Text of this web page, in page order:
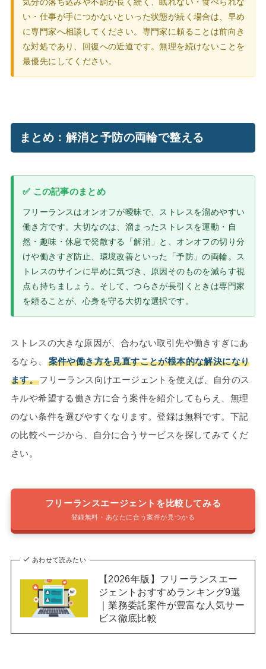
い・仕事が手につかないといった状態が続く場合は、早め
に専門家へ相談してください。専門家に頼ることは前向き
な対処であり、回復への近道です。無理を続けないことを
最優先にしてください。
まとめ：解消と予防の両輪で整える
✅ この記事のまとめ
フリーランスはオンオフが曖昧で、ストレスを溜めやすい
働き方です。大切なのは、溜まったストレスを運動・自
然・趣味・休息で発散する「解消」と、オンオフの切り分
けや働きすぎ防止、環境改善といった「予防」の両輪。ス
トレスのサインに早めに気づき、原因そのものを減らす視
点も持ちましょう。そして、つらさが長引くときは専門家
を頼ることが、心身を守る大切な選択です。
ストレスの大きな原因が、合わない取引先や働きすぎにあ
るなら、
案件や働き方を見直すことが根本的な解決になり
ます。フリーランス向けエージェントを使えば、自分のス
キルや希望する働き方に合う案件を紹介してもらえ、無理
のない条件を選びやすくなります。登録は無料です。下記
の比較ページから、自分に合うサービスを探してみてくだ
さい。
フリーランスエージェントを比較してみる
登録無料・あなたに合う案件が見つかる
あわせて読みたい
【2026年版】フリーランスエー
ジェントおすすめランキング9選
｜業務委託案件が豊富な人気サー
ビス徹底比較